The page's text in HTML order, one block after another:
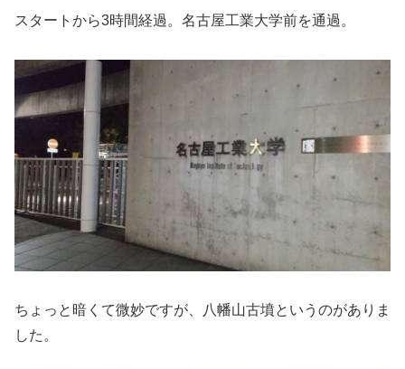
スタートから3時間経過。名古屋工業大学前を通過。
ちょっと暗くて微妙ですが、八幡山古墳というのがありま
した。